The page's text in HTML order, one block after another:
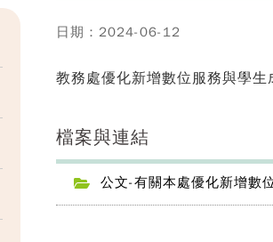
日期：2024-06-12
教務處優化新增數位服務與學生
檔案與連結
公文-有關本處優化新增數